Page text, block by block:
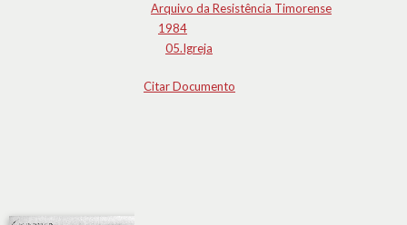
Arquivo da Resistência Timorense
1984
05.Igreja
Citar Documento